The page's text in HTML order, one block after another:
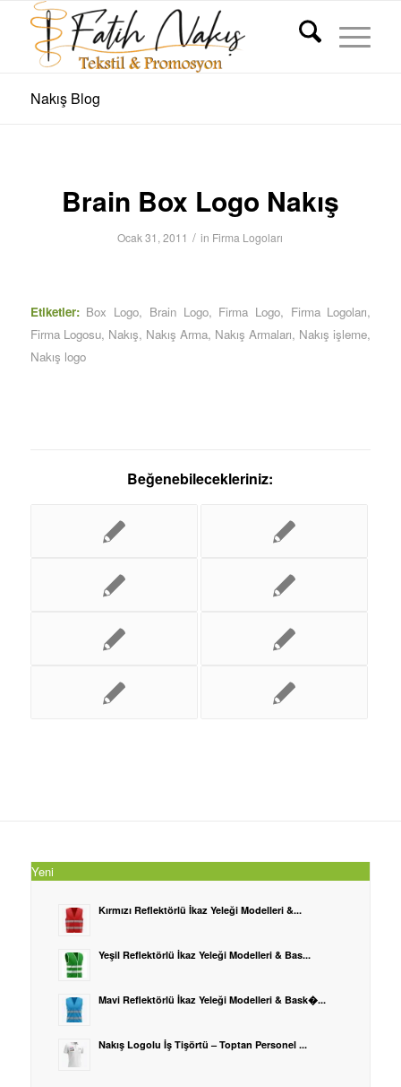
Nakış Blog
Brain Box Logo Nakış
Ocak 31, 2011 / in Firma Logoları
Etiketler: Box Logo, Brain Logo, Firma Logo, Firma Logoları,
Firma Logosu, Nakış, Nakış Arma, Nakış Armaları, Nakış işleme,
Nakış logo
Beğenebilecekleriniz:
Yeni
Kırmızı Reflektörlü İkaz Yeleği Modelleri &...
Yeşil Reflektörlü İkaz Yeleği Modelleri & Bas...
Mavi Reflektörlü İkaz Yeleği Modelleri & Bask�...
Nakış Logolu İş Tişörtü – Toptan Personel ...